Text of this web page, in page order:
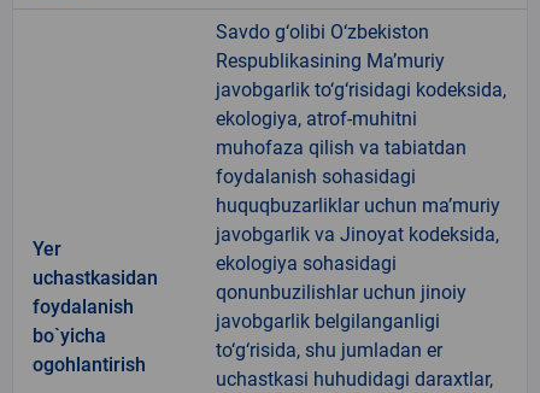
Yer
uchastkasidan
foydalanish
bo`yicha
ogohlantirish
Savdo g‘olibi O‘zbekiston
Respublikasining Ma’muriy
javobgarlik to‘g‘risidagi kodeksida,
ekologiya, atrof-muhitni
muhofaza qilish va tabiatdan
foydalanish sohasidagi
huquqbuzarliklar uchun ma’muriy
javobgarlik va Jinoyat kodeksida,
ekologiya sohasidagi
qonunbuzilishlar uchun jinoiy
javobgarlik belgilanganligi
to‘g‘risida, shu jumladan er
uchastkasi huhudidagi daraxtlar,